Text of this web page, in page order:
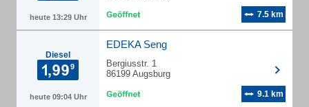
heute 13:29 Uhr 7.5 km
Diesel
heute 09:04 Uhr
EDEKA Seng
Bergiusstr. 1
86199 Augsburg
9.1 km